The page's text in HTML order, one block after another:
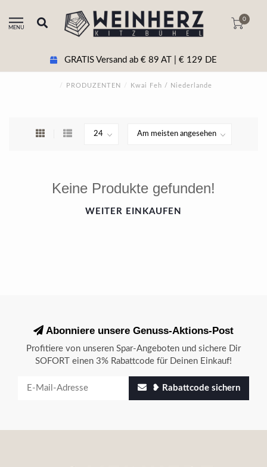
MENU
0
GRATIS Versand ab € 89 AT | € 129 DE
/ PRODUZENTEN / Kwai Feh / Niederlande
Keine Produkte gefunden!
WEITER EINKAUFEN
Abonniere unsere Genuss-Aktions-Post
Profitiere von unseren Spar-Angeboten und sichere Dir
SOFORT einen 3% Rabattcode für Deinen Einkauf!
❥ Rabattcode sichern